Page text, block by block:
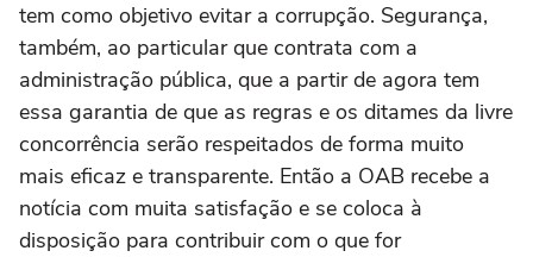
tem como objetivo evitar a corrupção. Segurança,
também, ao particular que contrata com a
administração pública, que a partir de agora tem
essa garantia de que as regras e os ditames da livre
concorrência serão respeitados de forma muito
mais eficaz e transparente. Então a OAB recebe a
notícia com muita satisfação e se coloca à
disposição para contribuir com o que for